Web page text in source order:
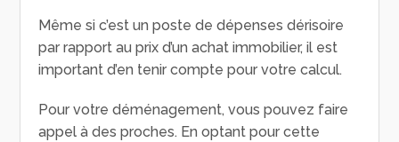
Même si c’est un poste de dépenses dérisoire
par rapport au prix d’un achat immobilier, il est
important d’en tenir compte pour votre calcul.
Pour votre déménagement, vous pouvez faire
appel à des proches. En optant pour cette